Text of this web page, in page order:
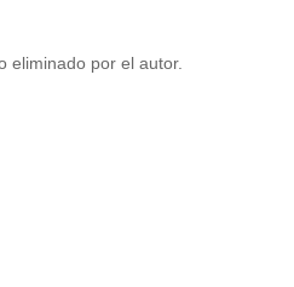
eliminado por el autor.